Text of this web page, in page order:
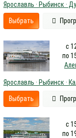
Ярославль · Рыбинск ·
Выбрать
с
по
Ярославль · Рыбинск ·
Выбрать
с
по